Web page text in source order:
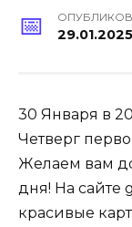
29.01.2025
30 Января в
Четверг
Желаем вам
дня! На сайте
красивые